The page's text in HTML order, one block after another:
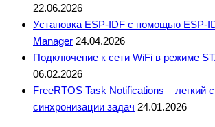
22.06.2026
Установка ESP-IDF с помощью ESP-
Manager 24.04.2026
Подключение к сети WiFi в режиме
06.02.2026
FreeRTOS Task Notifications – легкий
синхронизации задач 24.01.2026